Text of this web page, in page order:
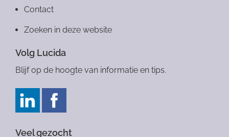
Contact
Zoeken in deze website
Volg Lucida
Blijf op de hoogte van informatie en tips.
Veel gezocht